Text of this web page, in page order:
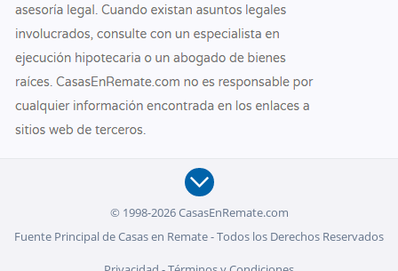
© 1998-2026 CasasEnRemate.com
Fuente Principal de Casas en Remate - Todos los Derechos Reservados